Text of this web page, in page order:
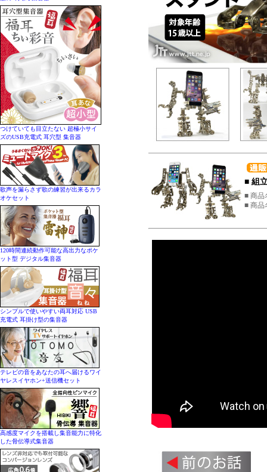
つけていても目立たない 超極小サイ
ズのUSB充電式 耳穴型 集音器
歌声を漏らさず歌の練習が出来るカラ
オケセット
120時間連続動作可能な高出力なポケ
ット型 デジタル集音器
シンプルで使いやすい両耳対応 USB
充電式 耳掛け型の集音器
テレビの音をあなたの耳へ届けるワイ
ヤレスイヤホン+送信機セット
高感度マイクを搭載し集音能力に特化
した骨伝導式集音器
■ 組
■ 商品
■ 商品